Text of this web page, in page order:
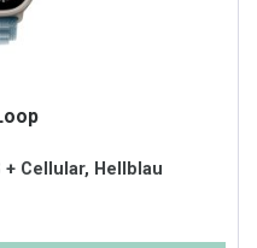
+ Cellular, Hellblau